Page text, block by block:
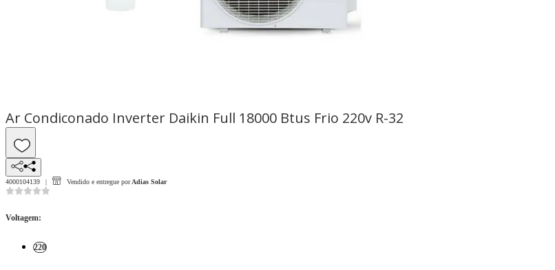
Ar Condiconado Inverter Daikin Full 18000 Btus Frio 220v R-32
4000104139 Vendido e entregue por Adias Solar
Voltagem:
220